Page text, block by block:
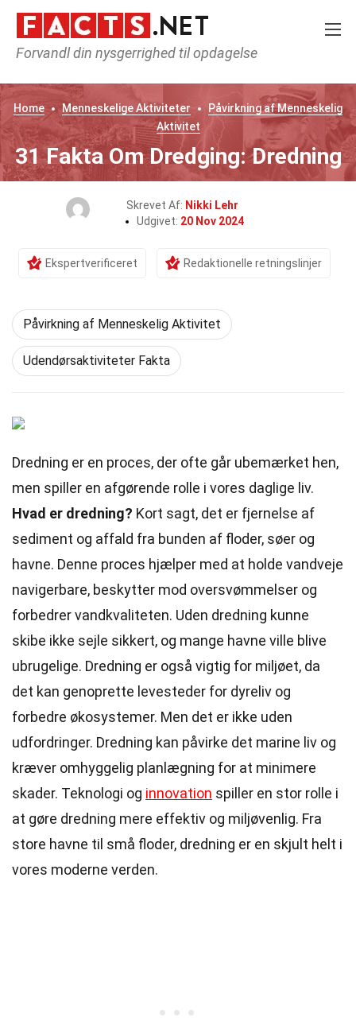
Forvandl din nysgerrighed til opdagelse
Home Menneskelige Aktiviteter
Påvirkning af Menneskelig
Aktivitet
31 Fakta Om Dredging: Dredning
Skrevet Af: Nikki Lehr
Udgivet: 20 Nov 2024
Ekspertverificeret Redaktionelle retningslinjer
Påvirkning af Menneskelig Aktivitet
Udendørsaktiviteter Fakta
Dredning er en proces, der ofte går ubemærket hen,
men spiller en afgørende rolle i vores daglige liv.
Hvad er dredning? Kort sagt, det er fjernelse af
sediment og affald fra bunden af floder, søer og
havne. Denne proces hjælper med at holde vandveje
navigerbare, beskytter mod oversvømmelser og
forbedrer vandkvaliteten. Uden dredning kunne
skibe ikke sejle sikkert, og mange havne ville blive
ubrugelige. Dredning er også vigtig for miljøet, da
det kan genoprette levesteder for dyreliv og
forbedre økosystemer. Men det er ikke uden
udfordringer. Dredning kan påvirke det marine liv og
kræver omhyggelig planlægning for at minimere
skader. Teknologi og innovation spiller en stor rolle i
at gøre dredning mere effektiv og miljøvenlig. Fra
store havne til små floder, dredning er en skjult helt i
vores moderne verden.